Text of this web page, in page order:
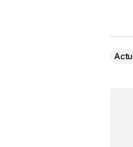
Actu